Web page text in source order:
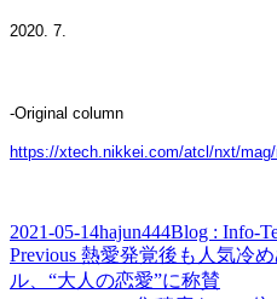
2020. 7.
-Original column
https://xtech.nikkei.com/atcl/nxt/
Posted
on
2021-05-14Author
hajun444Categories
Blog : Info-
Post
navigation
Previous Previous
post:
熱愛発覚後も人気冷
ル、“大人の恋愛”に称賛